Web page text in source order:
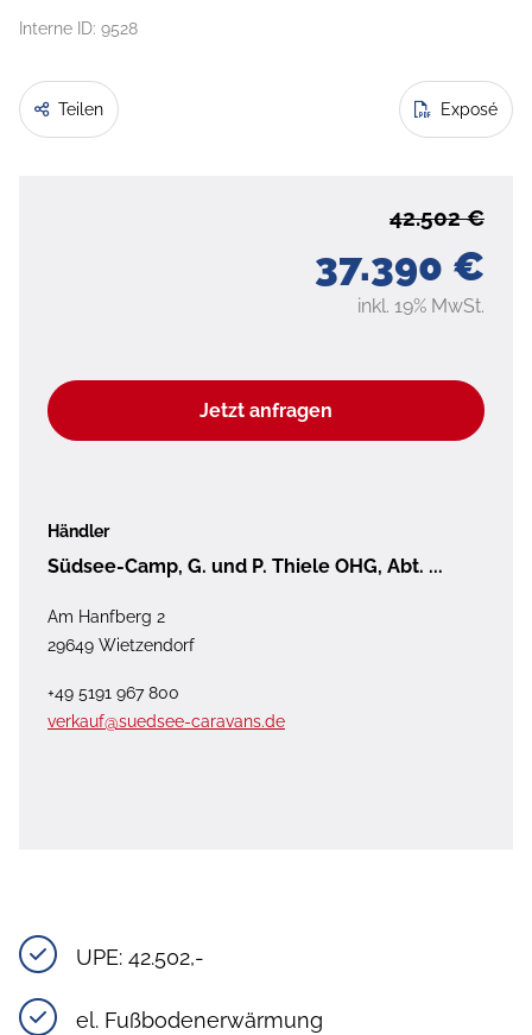
Interne ID: 9528
Teilen Exposé
37.390 €
42.502 €
inkl. 19% MwSt.
Jetzt anfragen
Händler
Südsee-Camp, G. und P. Thiele OHG, Abt. ...
Am Hanfberg 2
29649 Wietzendorf
+49 5191 967 800
verkauf@suedsee-caravans.de
UPE: 42.502,-
el. Fußbodenerwärmung